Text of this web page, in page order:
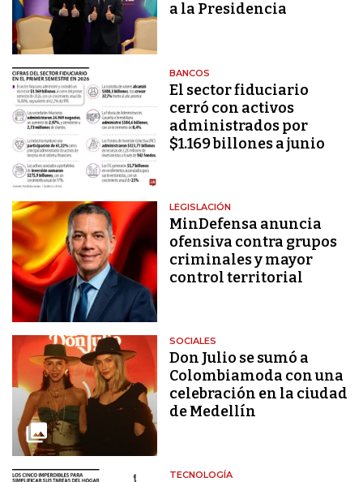
a la Presidencia
BANCOS
El sector fiduciario
cerró con activos
administrados por
$1.169 billones a junio
LEGISLACIÓN
MinDefensa anuncia
ofensiva contra grupos
criminales y mayor
control territorial
SOCIALES
Don Julio se sumó a
Colombiamoda con una
celebración en la ciudad
de Medellín
TECNOLOGÍA